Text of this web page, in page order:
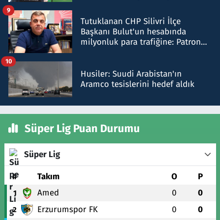
Tutuklanan CHP Silivri İlçe
Başkanı Bulut'un hesabında
milyonluk para trafiğine: Patron
9
Husiler: Suudi Arabistan'ın
Aramco tesislerini hedef aldık
10
Süper Lig Puan Durumu
Süper Lig
# Takım O P
1 Amed 0 0
2 Erzurumspor FK 0 0